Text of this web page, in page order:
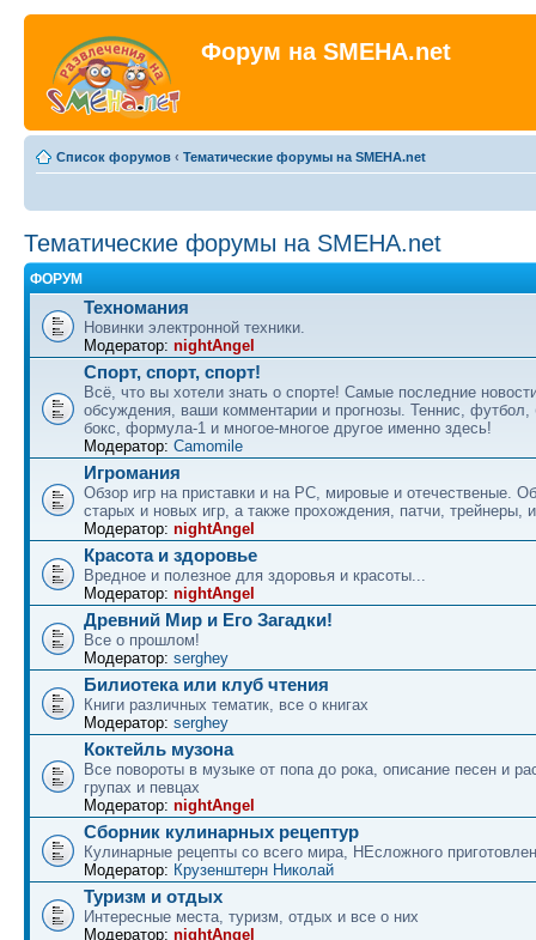
Форум на SMEHA.net
Список форумов ‹ Тематические форумы на SMEHA.net
Тематические форумы на SMEHA.net
ФОРУМ
Техномания
Новинки электронной техники.
Модератор: nightAngel
Спорт, спорт, спорт!
Всё, что вы хотели знать о спорте! Самые последние
обсуждения, ваши комментарии и прогнозы. Теннис, футбол,
бокс, формула-1 и многое-многое другое именно здесь!
Модератор: Camomile
Игромания
Обзор игр на приставки и на PC, мировые и отечественые.
старых и новых игр, а также прохождения, патчи, трейнеры,
Модератор: nightAngel
Красота и здоровье
Вредное и полезное для здоровья и красоты...
Модератор: nightAngel
Древний Мир и Его Загадки!
Все о прошлом!
Модератор: serghey
Билиотека или клуб чтения
Книги различных тематик, все о книгах
Модератор: serghey
Коктейль музона
Все повороты в музыке от попа до рока, описание песен и
групах и певцах
Модератор: nightAngel
Сборник кулинарных рецептур
Кулинарные рецепты со всего мира, НЕсложного
Модератор: Крузенштерн Николай
Туризм и отдых
Интересные места, туризм, отдых и все о них
Модератор: nightAngel